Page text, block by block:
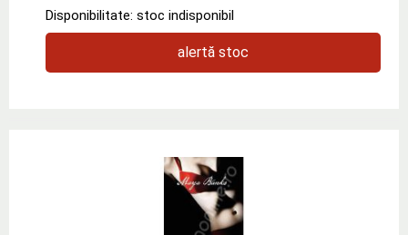
Disponibilitate: stoc indisponibil
alertă stoc